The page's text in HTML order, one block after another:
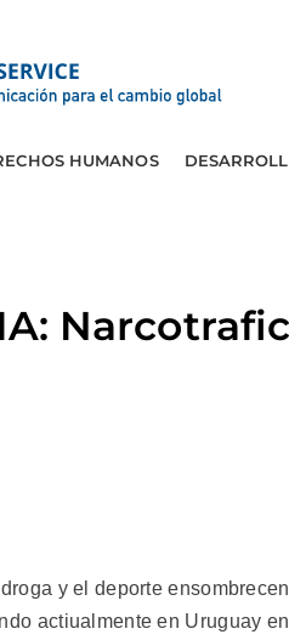
HUMANOS
y el deporte
actiualmente en Uruguay